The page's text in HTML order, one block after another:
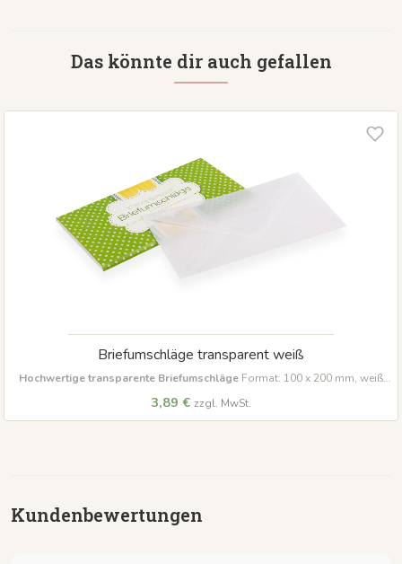
Das könnte dir auch gefallen
Briefumschläge transparent weiß
Hochwertige transparente Briefumschläge Format: 100 x 200 mm, weiß
3,89 € zzgl. MwSt.
Kundenbewertungen